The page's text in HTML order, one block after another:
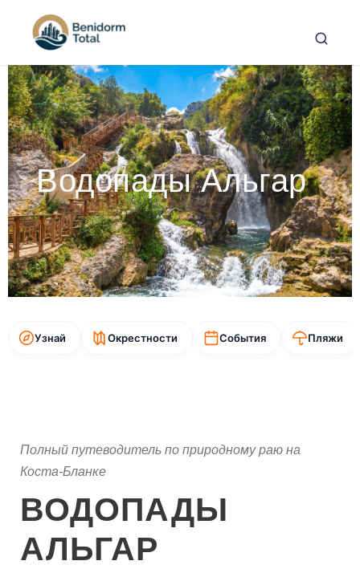
Водопады Альгар
Узнай Окрестности События Пляжи
Полный путеводитель по природному раю на
Коста-Бланке
ВОДОПАДЫ
АЛЬГАР